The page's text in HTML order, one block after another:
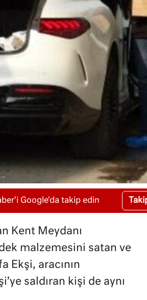
Google'da takip edin
Kent Meydanı
malzemesini satan ve
Ekşi, aracının
saldıran kişi de aynı